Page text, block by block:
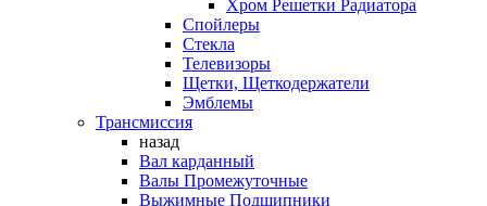
Хром Решетки Радиатора
Спойлеры
Стекла
Телевизоры
Щетки, Щеткодержатели
Эмблемы
Трансмиссия
назад
Вал карданный
Валы Промежуточные
Выжимные Подшипники